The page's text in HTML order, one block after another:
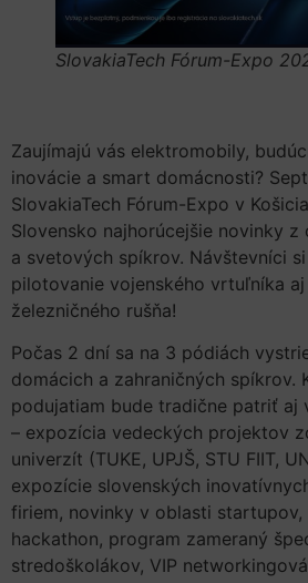
SlovakiaTech Fórum-Expo
Zaujímajú vás elektromobily,
inovácie a smart domácnosti?
SlovakiaTech Fórum-Expo v
Slovensko najhorúcejšie novinky z
a svetových spíkrov. Návštevníci
pilotovanie vojenského vrtuľníka
železničného rušňa!
Počas 2 dní sa na 3 pódiách
domácich a zahraničných spíkrov.
podujatiam bude tradične patriť aj
– expozícia vedeckých projektov
univerzít (TUKE, UPJŠ, STU FIIT,
expozície slovenských
firiem, novinky v oblasti startupov,
hackathon, program zameraný
stredoškolákov, VIP